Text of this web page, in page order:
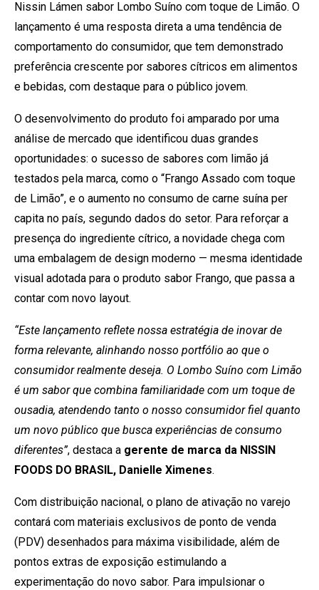
Nissin Lámen sabor Lombo Suíno com toque de Limão. O
lançamento é uma resposta direta a uma tendência de
comportamento do consumidor, que tem demonstrado
preferência crescente por sabores cítricos em alimentos
e bebidas, com destaque para o público jovem.
O desenvolvimento do produto foi amparado por uma
análise de mercado que identificou duas grandes
oportunidades: o sucesso de sabores com limão já
testados pela marca, como o “Frango Assado com toque
de Limão”, e o aumento no consumo de carne suína per
capita no país, segundo dados do setor. Para reforçar a
presença do ingrediente cítrico, a novidade chega com
uma embalagem de design moderno — mesma identidade
visual adotada para o produto sabor Frango, que passa a
contar com novo layout.
“Este lançamento reflete nossa estratégia de inovar de
forma relevante, alinhando nosso portfólio ao que o
consumidor realmente deseja. O Lombo Suíno com Limão
é um sabor que combina familiaridade com um toque de
ousadia, atendendo tanto o nosso consumidor fiel quanto
um novo público que busca experiências de consumo
diferentes”, destaca a gerente de marca da NISSIN
FOODS DO BRASIL, Danielle Ximenes.
Com distribuição nacional, o plano de ativação no varejo
contará com materiais exclusivos de ponto de venda
(PDV) desenhados para máxima visibilidade, além de
pontos extras de exposição estimulando a
experimentação do novo sabor. Para impulsionar o